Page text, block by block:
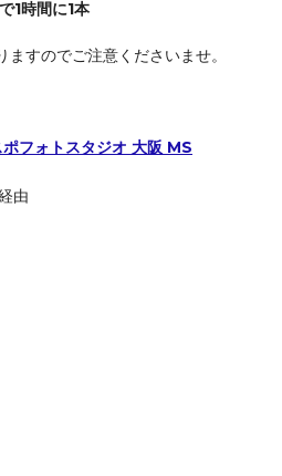
1時間に1本
すのでご注意くださいませ。
フォトスタジオ 大阪 MS
由